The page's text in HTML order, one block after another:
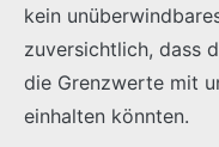
kein
zuversichtlich, dass
die Grenzwerte mit
einhalten könnten.